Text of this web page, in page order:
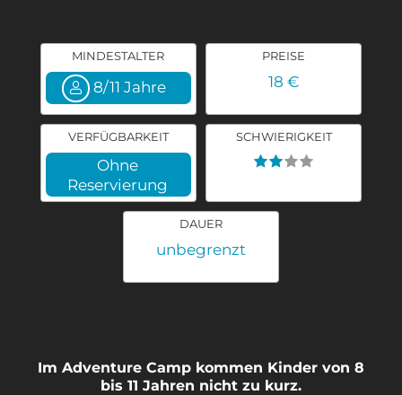
MINDESTALTER
8/11 Jahre
PREISE
18 €
VERFÜGBARKEIT
Ohne
Reservierung
SCHWIERIGKEIT
DAUER
unbegrenzt
Im Adventure Camp kommen Kinder von 8
bis 11 Jahren nicht zu kurz.